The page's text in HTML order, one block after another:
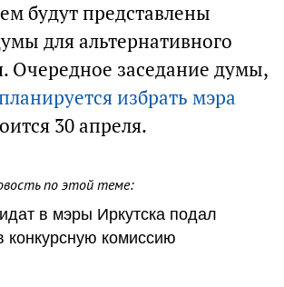
будут представлены
для альтернативного
Очередное заседание думы,
избрать мэра
30 апреля.
по этой теме:
в мэры Иркутска подал
конкурсную комиссию